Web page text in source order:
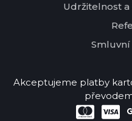
Udržitelnost
Akceptujeme platby